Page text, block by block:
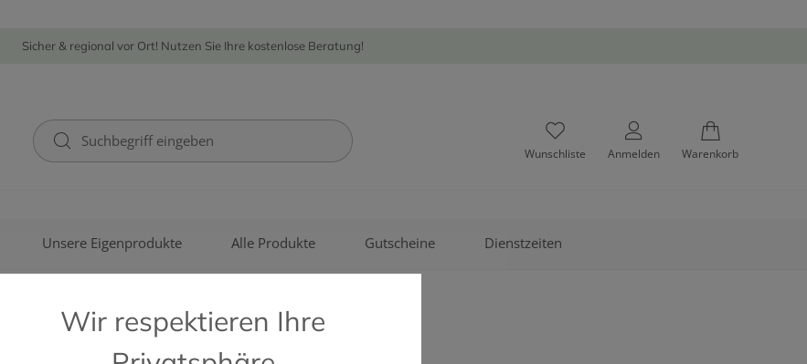
Sicher & regional vor Ort! Nutzen Sie Ihre kostenlose Beratung!
Wunschliste Anmelden Warenkorb
Unsere Eigenprodukte Alle Produkte Gutscheine Dienstzeiten
Wir respektieren Ihre